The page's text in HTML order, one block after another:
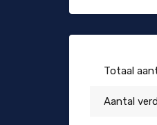
Totaal
Aantal